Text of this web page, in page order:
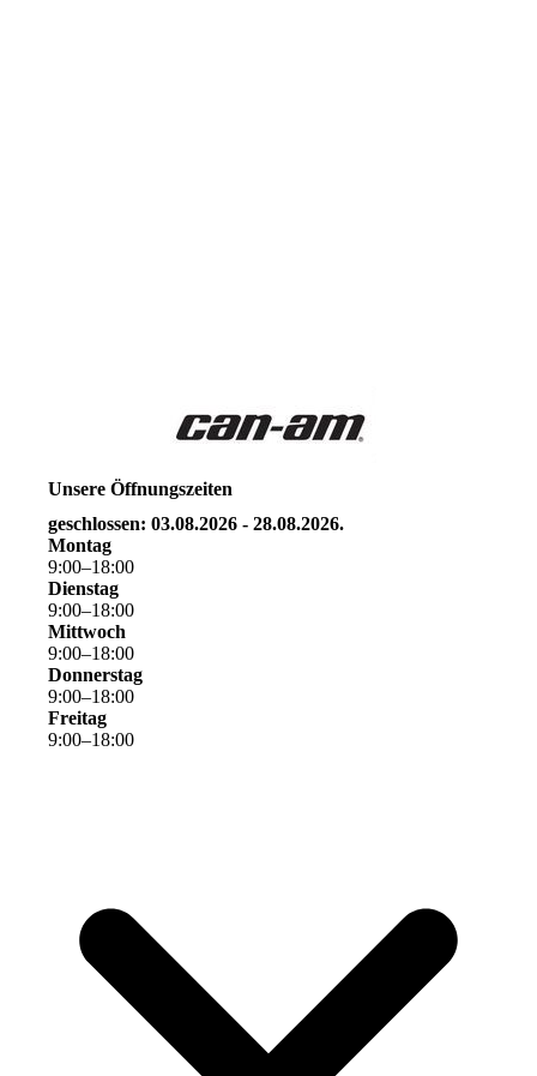
Unsere Öffnungszeiten
geschlossen: 03.08.2026 - 28.08.2026.
Montag
9:00–18:00
Dienstag
9:00–18:00
Mittwoch
9:00–18:00
Donnerstag
9:00–18:00
Freitag
9:00–18:00